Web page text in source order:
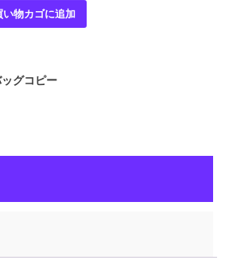
い物カゴに追加
グコピー